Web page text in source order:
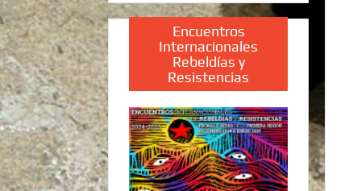
Encuentros
Internacionales
Rebeldías y
Resistencias